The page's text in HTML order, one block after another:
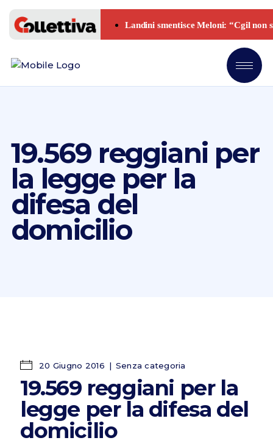
19.569 reggiani per
la legge per la
difesa del
domicilio
20 Giugno 2016 Senza categoria
19.569 reggiani per la
legge per la difesa del
domicilio